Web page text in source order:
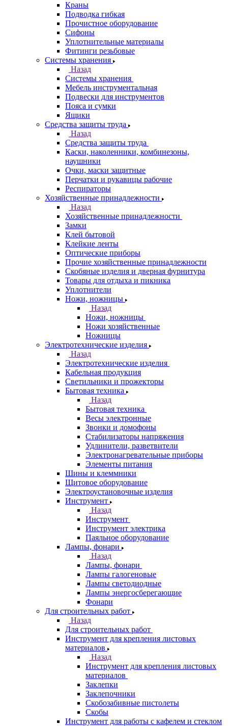
Краны
Подводка гибкая
Прочистное оборудование
Сифоны
Уплотнительные материалы
Фитинги резьбовые
Системы хранения
Назад
Системы хранения
Мебель инструментальная
Подвески для инструментов
Пояса и сумки
Ящики
Средства защиты труда
Назад
Средства защиты труда
Каски, наколенники, комбинезоны,
наушники
Очки, маски защитные
Перчатки и рукавицы рабочие
Респираторы
Хозяйственные принадлежности
Назад
Хозяйственные принадлежности
Замки
Клей бытовой
Клейкие ленты
Оптические приборы
Прочие хозяйственные принадлежности
Скобяные изделия и дверная фурнитура
Товары для отдыха и пикника
Уплотнители
Ножи, ножницы
Назад
Ножи, ножницы
Ножи хозяйственные
Ножницы
Электротехнические изделия
Назад
Электротехнические изделия
Кабельная продукция
Светильники и прожекторы
Бытовая техника
Назад
Бытовая техника
Весы электронные
Звонки и домофоны
Стабилизаторы напряжения
Удлинители, разветвители
Электронагревательные приборы
Элементы питания
Шины и клеммники
Щитовое оборудование
Электроустановочные изделия
Инструмент
Назад
Инструмент
Инструмент электрика
Паяльное оборудование
Лампы, фонари
Назад
Лампы, фонари
Лампы галогеновые
Лампы светодиодные
Лампы энергосберегающие
Фонари
Для строительных работ
Назад
Для строительных работ
Инструмент для крепления листовых
материалов
Назад
Инструмент для крепления листовых
материалов
Заклепки
Заклепочники
Скобозабивные пистолеты
Скобы
Инструмент для работы с кафелем и стеклом